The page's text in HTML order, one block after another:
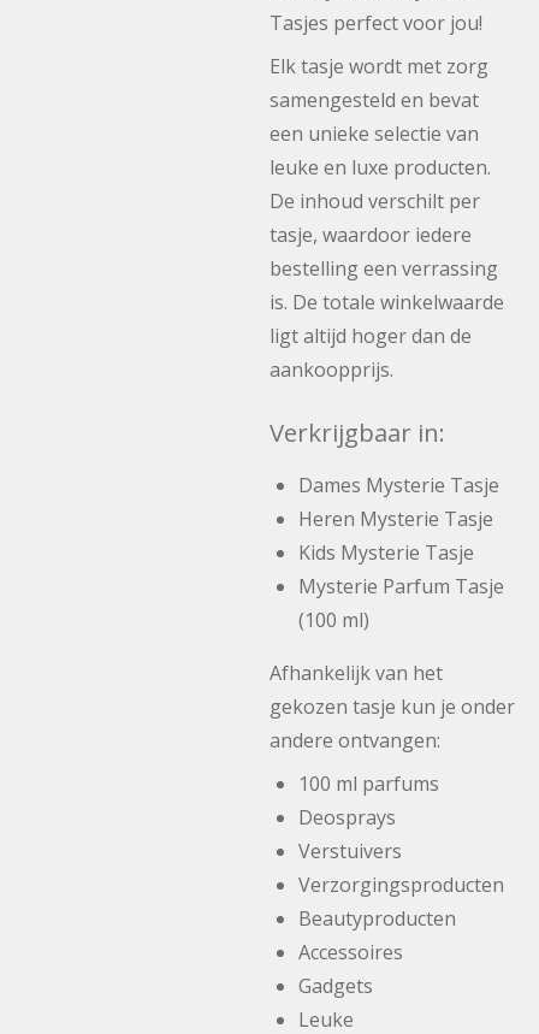
Tasjes perfect voor jou!
Elk tasje wordt met zorg
samengesteld en bevat
een unieke selectie van
leuke en luxe producten.
De inhoud verschilt per
tasje, waardoor iedere
bestelling een verrassing
is. De totale winkelwaarde
ligt altijd hoger dan de
aankoopprijs.
Verkrijgbaar in:
Dames Mysterie Tasje
Heren Mysterie Tasje
Kids Mysterie Tasje
Mysterie Parfum Tasje
(100 ml)
Afhankelijk van het
gekozen tasje kun je onder
andere ontvangen:
100 ml parfums
Deosprays
Verstuivers
Verzorgingsproducten
Beautyproducten
Accessoires
Gadgets
Leuke